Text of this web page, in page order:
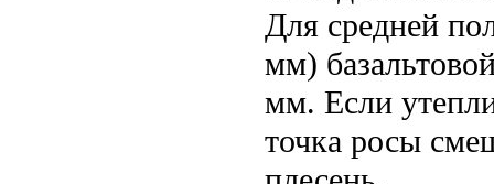
Для средней
мм)
мм. Если
точка росы